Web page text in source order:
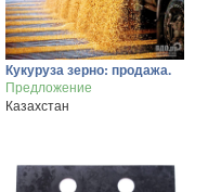
Кукуруза зерно: продажа.
Предложение
Казахстан